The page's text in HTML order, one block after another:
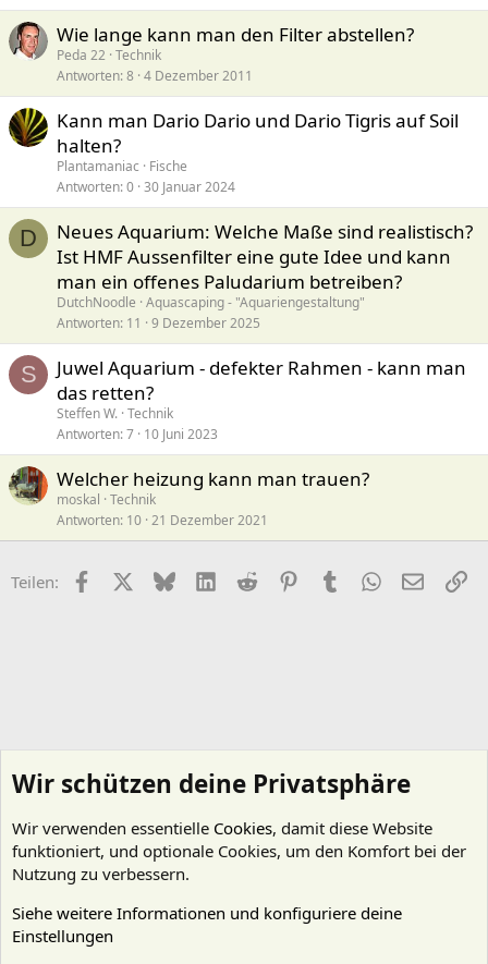
Wie lange kann man den Filter abstellen?
Peda 22 Technik
Antworten 8 4 Dezember 2011
Kann man Dario Dario und Dario Tigris auf Soil
halten?
Plantamaniac
Fische
Antworten 0 30 Januar 2024
D
Neues Aquarium: Welche Maße sind realistisch?
Ist HMF Aussenfilter eine gute Idee und kann
man ein offenes Paludarium betreiben?
DutchNoodle Aquascaping - "Aquariengestaltung"
Antworten 11 9 Dezember 2025
S
Juwel Aquarium - defekter Rahmen - kann man
das retten?
Steffen W. Technik
Antworten 7 10 Juni 2023
Welcher heizung kann man trauen?
moskal Technik
Antworten 10 21 Dezember 2021
Teilen: FacebookX (Twitter)
BlueskyLinkedIn
Reddit PinterestTumblr WhatsApp
E-Mail
Wir schützen deine Privatsphäre
Wir verwenden essentielle Cookies, damit diese Website
funktioniert, und optionale Cookies, um den Komfort bei der
Nutzung zu verbessern.
Siehe weitere Informationen und konfiguriere deine
Einstellungen